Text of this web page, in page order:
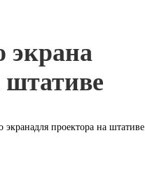
экрана
штативе
экранадля проектора на штативе